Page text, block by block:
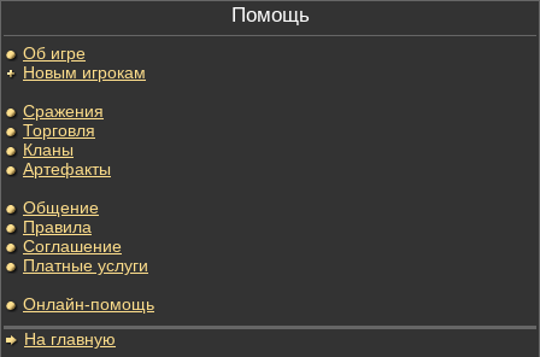
Помощь
Об игре
Новым игрокам
Сражения
Торговля
Кланы
Артефакты
Общение
Правила
Соглашение
Платные услуги
Онлайн-помощь
На главную